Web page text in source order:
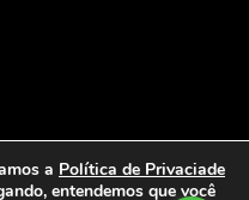
a Política de Privaciade
entendemos que você